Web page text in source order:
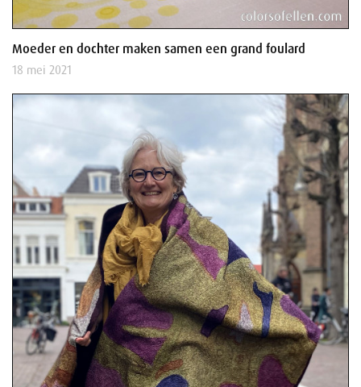
Moeder en dochter maken samen een grand foulard
18 mei 2021